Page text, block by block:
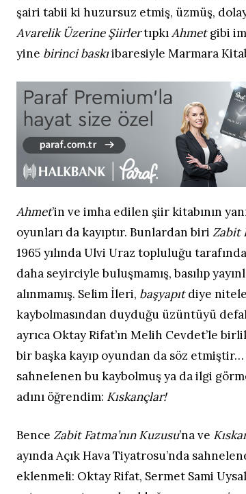
şairi tabii ki huzursuz etmiş, üzmüş,
Avarelik Üzerine ŞiirlertıpkıAhmetgibi
yine birinci baskıibaresiyle Marmara
Ahmet’in ve imha edilen şiir kitabının
oyunları da kayıptır. Bunlardan biriZabit
1965 yılında Ulvi Uraz topluluğu
daha seyirciyle buluşmamış, basılıp
alınmamış. Selim İleri, başyapıtdiye
kaybolmasından duyduğu üzüntüyü
ayrıca Oktay Rifat’ın Melih Cevdet’le
bir başka kayıp oyundan da söz etmiştir…
sahnelenen bu kaybolmuş ya da ilgi
adını öğrendim: Kıskançlar!
BenceZabit Fatma’nın Kuzusu’na ve
ayında Açık Hava Tiyatrosu’nda
eklenmeli: Oktay Rifat, Sermet Sami